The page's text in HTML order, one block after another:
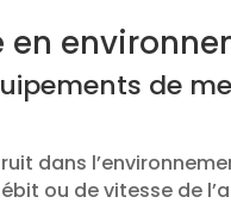
en
de
dans
ou de vitesse de